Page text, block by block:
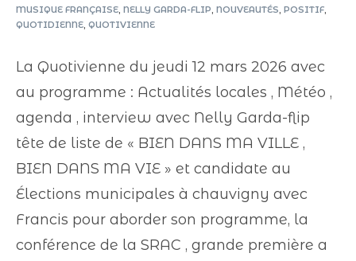
MUSIQUE FRANÇAISE, NELLY GARDA-FLIP, NOUVEAUTÉS, POSITIF,
QUOTIDIENNE, QUOTIVIENNE
La Quotivienne du jeudi 12 mars 2026 avec
au programme : Actualités locales , Météo ,
agenda , interview avec Nelly Garda-flip
tête de liste de « BIEN DANS MA VILLE ,
BIEN DANS MA VIE » et candidate au
Élections municipales à chauvigny avec
Francis pour aborder son programme, la
conférence de la SRAC , grande première a